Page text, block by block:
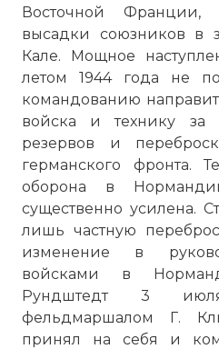
Восточной Франции,
высадки союзников в
Кале. Мощное
летом 1944 года не
командованию
войска и технику за
резервов и
германского фронта.
оборона в
существенно усилена.
лишь частную
изменение в
войсками в
Рундштедт 3
фельдмаршалом Г.
принял на себя и